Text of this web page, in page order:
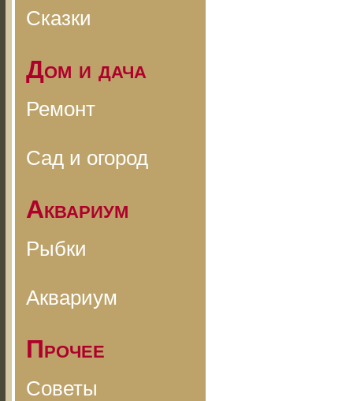
Сказки
Дом и дача
Ремонт
Сад и огород
Аквариум
Рыбки
Аквариум
Прочее
Советы